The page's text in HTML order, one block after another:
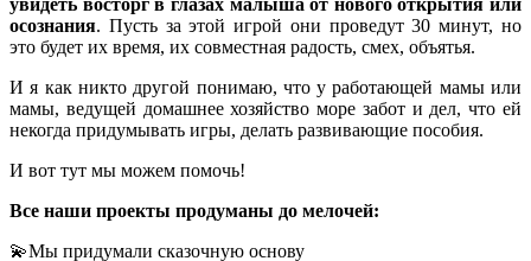
осознания. Пусть за этой игрой они проведут 30 минут, но
это будет их время, их совместная радость, смех, объятья.
И я как никто другой понимаю, что у работающей мамы или
мамы, ведущей домашнее хозяйство море забот и дел, что ей
некогда придумывать игры, делать развивающие пособия.
И вот тут мы можем помочь!
Все наши проекты продуманы до мелочей:
💫Мы придумали сказочную основу